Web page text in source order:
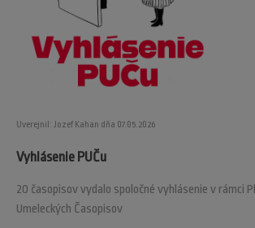
Uverejnil: Jozef Kahan dňa 07.05.2026
Vyhlásenie PUČu
20 časopisov vydalo spoločné vyhlásenie v rámci
Umeleckých Časopisov